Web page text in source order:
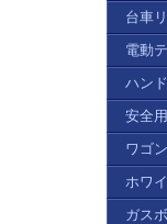
台車
電動
ハン
安全
ワゴン
ホワ
ガス